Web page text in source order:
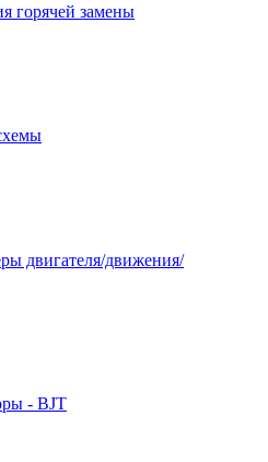
горячей замены
двигателя/движения/
- BJT